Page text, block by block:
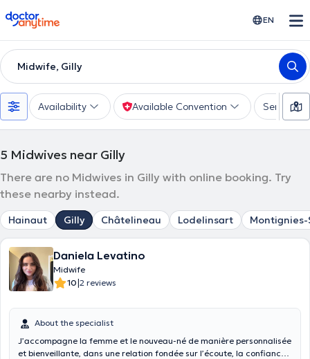
doctoranytime EN
Midwife, Gilly
Availability Available Convention Services
5 Midwives near Gilly
There are no Midwives in Gilly with online booking. Try
these nearby instead.
Hainaut Gilly Châtelineau Lodelinsart
Daniela Levatino
Midwife
10|2 reviews
About the specialist
J’accompagne la femme et le nouveau-né de manière personnalisée
et bienveillante, dans une relation fondée sur l’écoute, la confiance